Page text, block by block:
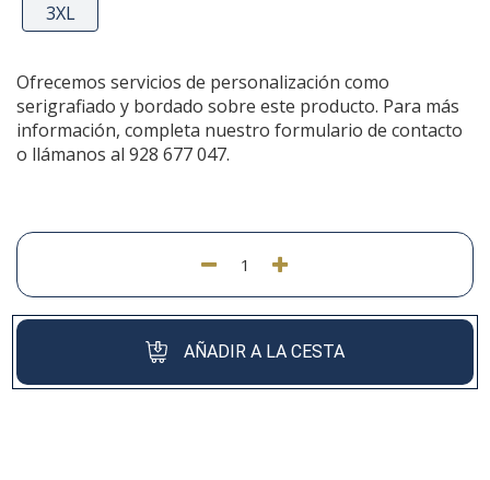
3XL
Ofrecemos servicios de personalización como
serigrafiado y bordado sobre este producto. Para más
información, completa nuestro formulario de contacto
o llámanos al 928 677 047.
AÑADIR A LA CESTA